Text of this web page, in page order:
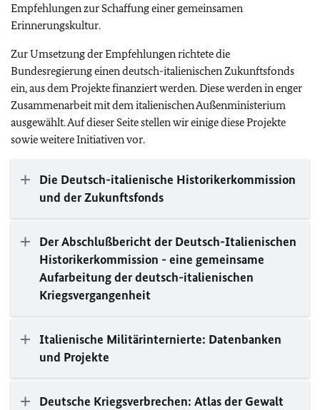
Empfehlungen zur Schaffung einer gemeinsamen
Erinnerungskultur.
Zur Umsetzung der Empfehlungen richtete die
Bundesregierung einen deutsch-italienischen Zukunftsfonds
ein, aus dem Projekte finanziert werden. Diese werden in enger
Zusammenarbeit mit dem italienischen Außenministerium
ausgewählt. Auf dieser Seite stellen wir einige diese Projekte
sowie weitere Initiativen vor.
Die Deutsch-italienische Historikerkommission
und der Zukunftsfonds
Der Abschlußbericht der Deutsch-Italienischen
Historikerkommission - eine gemeinsame
Aufarbeitung der deutsch-italienischen
Kriegsvergangenheit
Italienische Militärinternierte: Datenbanken
und Projekte
Deutsche Kriegsverbrechen: Atlas der Gewalt